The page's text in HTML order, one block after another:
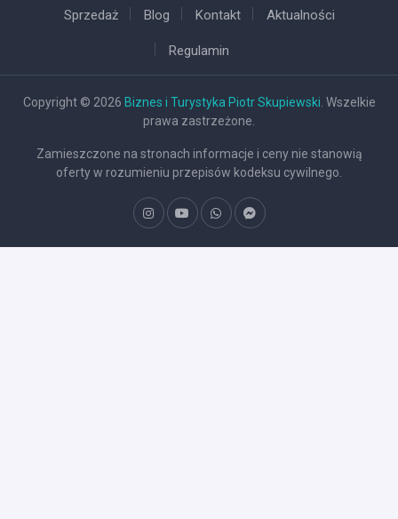
Sprzedaż Blog Kontakt Aktualności
Regulamin
Copyright © 2026 Biznes i Turystyka Piotr Skupiewski . Wszelkie
prawa zastrzeżone.
Zamieszczone na stronach informacje i ceny nie stanowią
oferty w rozumieniu przepisów kodeksu cywilnego.